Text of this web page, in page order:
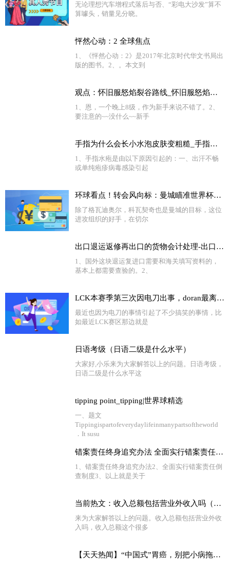
无论理想汽车增程式落后与否、“彩电大沙发”算不
算噱头，销量见分晓。
怦然心动：2 全球焦点
1、《怦然心动：2》是2017年北京时代华文书局出
版的图书。2、。本文到
观点：怀旧服怒焰裂谷路线_怀旧服怒焰裂谷多少级能进
1、恩，一个晚上8级，作为新手来说不错了。2、
要注意的~~没什么~~新手
手指为什么会长小水泡皮肤变粗糙_手指为什么会长小水泡
1、手指水疱是由以下原因引起的：一、出汗不畅
或单纯疱疹病毒感染引起
环球看点！转会风向标：曼城瞄准世界杯超新星 姆巴佩或成新标王
除了格瓦迪奥尔，科瓦契奇也是曼城的目标，这位
进攻组织的好手，在切尔
出口退运返修再出口的货物会计处理-出口国外货物退运返修怎么办 怎样办理退运-世界今头条
1、国外这块退运复进口需要和海关填写资料的，
基本上都需要查验的。2、
LCK本赛季第三次因电刀出事，doran最离谱，还有人被禁赛
最近也因为电刀的事情引起了不少搞笑的事情，比
如最近LCK赛区那边就是
日语考级（日语二级是什么水平）
大家好,小乐来为大家解答以上的问题。日语考级，
日语二级是什么水平这
tipping point_tipping|世界球精选
一、题文
Tippingispartofeverydaylifeinmanypartsoftheworld
．It susu
错案责任终身追究办法 全面实行错案责任倒查制度 基本情况讲解_每日热讯
1、错案责任终身追究办法2、全面实行错案责任倒
查制度3、以上就是关于
当前热文：收入总额包括营业外收入吗（收入总额）
来为大家解答以上的问题。收入总额包括营业外收
入吗，收入总额这个很多
【天天热闻】“中国式”胃癌，别把小病拖成癌!这些不良习惯，要趁早改掉